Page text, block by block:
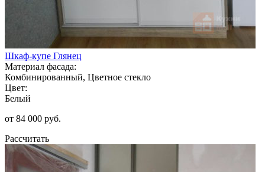
Шкаф-купе Глянец
Материал фасада:
Комбинированный, Цветное стекло
Цвет:
Белый
от 84 000 руб.
Рассчитать